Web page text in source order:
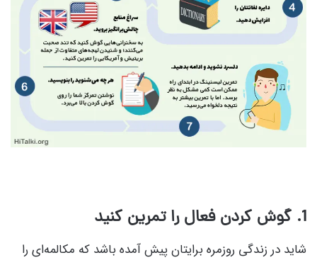
1. گوش کردن فعال را تمرین کنید
شاید در زندگی روزمره برایتان پیش آمده باشد که مکالمه‌ای را